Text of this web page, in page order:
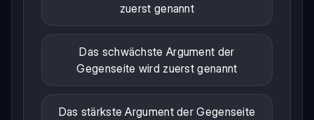
zuerst genannt
Das schwächste Argument der
Gegenseite wird zuerst genannt
Das stärkste Argument der Gegenseite